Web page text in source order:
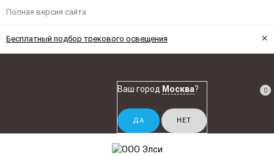
Полная версия сайта
Бесплатный подбор трекового освещения ×
Ваш город Москва? 0